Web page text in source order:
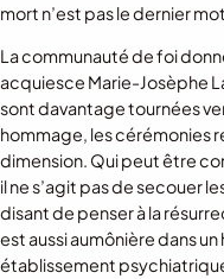
mort n’est pas le dernier
La communauté de foi
acquiesce Marie-Josèphe
sont davantage tournées
hommage, les cérémonies
dimension. Qui peut être
il ne s’agit pas de secouer
disant de penser à la
est aussi aumônière dans
établissement